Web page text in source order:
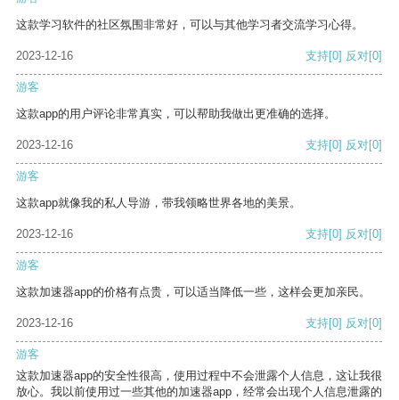
这款学习软件的社区氛围非常好，可以与其他学习者交流学习心得。
2023-12-16 支持[0] 反对[0]
游客
这款app的用户评论非常真实，可以帮助我做出更准确的选择。
2023-12-16 支持[0] 反对[0]
游客
这款app就像我的私人导游，带我领略世界各地的美景。
2023-12-16 支持[0] 反对[0]
游客
这款加速器app的价格有点贵，可以适当降低一些，这样会更加亲民。
2023-12-16 支持[0] 反对[0]
游客
这款加速器app的安全性很高，使用过程中不会泄露个人信息，这让我很
放心。我以前使用过一些其他的加速器app，经常会出现个人信息泄露的